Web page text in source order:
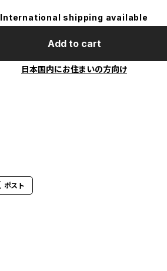
International shipping available
Add to cart
日本国内にお住まいの方向け
ポスト